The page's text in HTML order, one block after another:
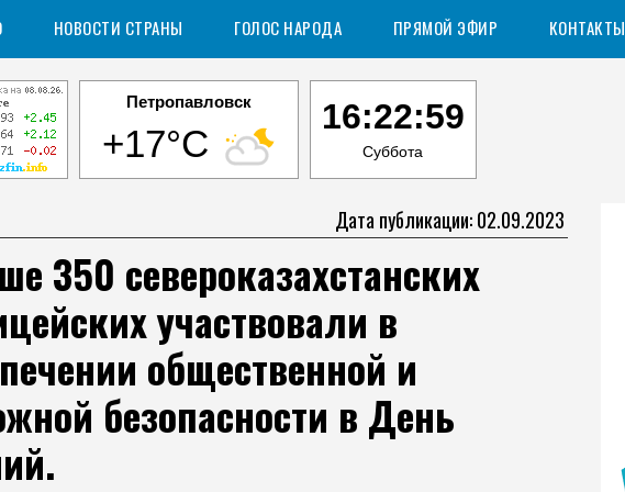
НОВОСТИ СТРАНЫ ГОЛОС НАРОДА ПРЯМОЙ ЭФИР КОНТАКТЫ
Петропавловск
+17°C
16:23:00
Суббота
Дата публикации: 02.09.2023
350 североказахстанских
участвовали в
общественной и
безопасности в День